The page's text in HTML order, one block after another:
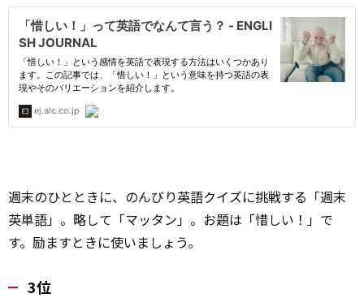
週末のひとときに、のんびり英語クイズに挑戦する「週末
英単語」。略して「マッタン」。お題は「惜しい！」で
す。励ますときに使いましょう。
3位